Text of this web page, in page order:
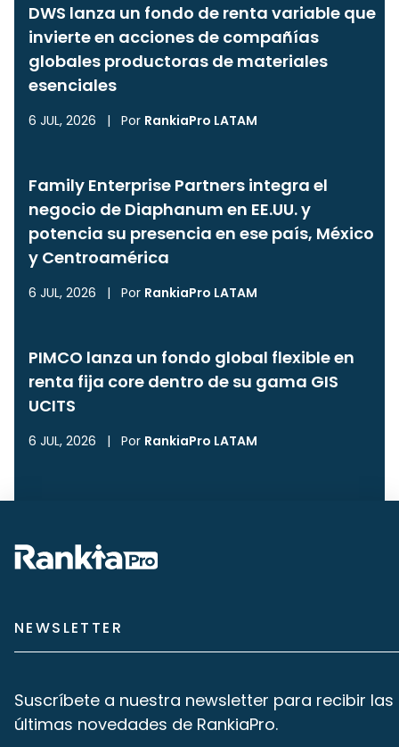
DWS lanza un fondo de renta variable que
invierte en acciones de compañías
globales productoras de materiales
esenciales
6 JUL, 2026 | Por RankiaPro LATAM
Family Enterprise Partners integra el
negocio de Diaphanum en EE.UU. y
potencia su presencia en ese país, México
y Centroamérica
6 JUL, 2026 | Por RankiaPro LATAM
PIMCO lanza un fondo global flexible en
renta fija core dentro de su gama GIS
UCITS
6 JUL, 2026 | Por RankiaPro LATAM
NEWSLETTER
Suscríbete a nuestra newsletter para recibir las
últimas novedades de RankiaPro.